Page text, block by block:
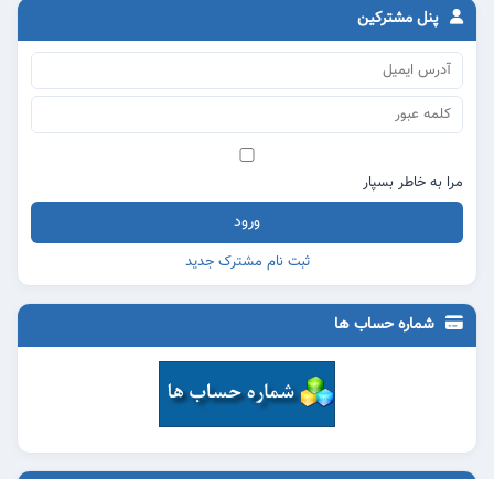
پنل مشترکین
مرا به خاطر بسپار
ورود
ثبت نام مشترک جدید
شماره حساب ها